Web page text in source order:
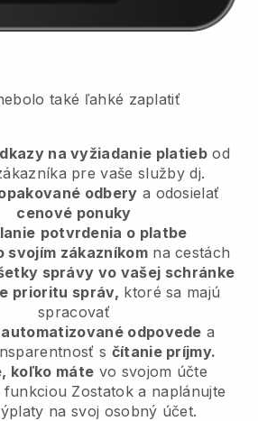
také ľahké zaplatiť
na vyžiadanie platiebod
pre vaše služby dj.
odbery a odosielať
cenové ponuky
potvrdenia o platbe
svojím zákazníkomna cestách
správy vo vašej schránke
prioritu správ, ktoré sa majú
spracovať
odpovede a
s čítanie príjmy.
koľko máte vo svojom účte
funkciou Zostatok a naplánujte
na svoj osobný účet.